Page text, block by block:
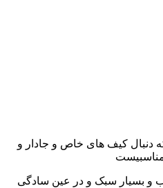
دنبال کیف های خاص و جادار و
بسیار سبک و در عین سادگی